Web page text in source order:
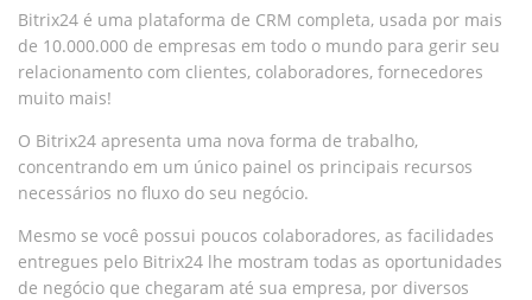
Bitrix24 é uma plataforma de CRM completa, usada por mais
de 10.000.000 de empresas em todo o mundo para gerir seu
relacionamento com clientes, colaboradores, fornecedores
muito mais!
O Bitrix24 apresenta uma nova forma de trabalho,
concentrando em um único painel os principais recursos
necessários no fluxo do seu negócio.
Mesmo se você possui poucos colaboradores, as facilidades
entregues pelo Bitrix24 lhe mostram todas as oportunidades
de negócio que chegaram até sua empresa, por diversos